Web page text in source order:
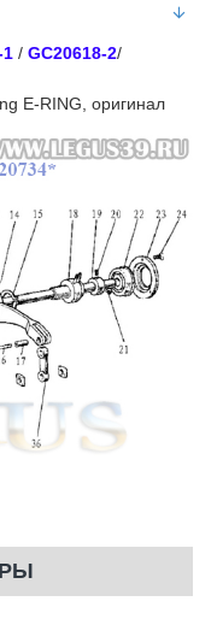
1 / GC20618-2/
E-RING, оригинал